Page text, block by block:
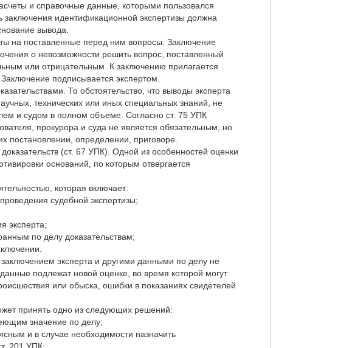
и справочные данные, которыми пользовался
заключения идентификационной экспертизы должна
вывода.
на поставленные перед ним вопросы. Заключение
о невозможности решить вопрос, поставленный
или отрицательным. К заключению прилагается
подписывается экспертом.
То обстоятельство, что выводы эксперта
технических или иных специальных знаний, не
и судом в полном объеме. Согласно ст. 75 УПК
прокурора и суда не является обязательным, но
постановлении, определении, приговоре.
(ст. 67 УПК). Одной из особенностей оценки
оснований, по которым отвергается
которая включает:
судебной экспертизы;
эксперта;
по делу доказательствам;
эксперта и другими данными по делу не
подлежат новой оценке, во время которой могут
или обыска, ошибки в показаниях свидетелей
принять одно из следующих решений:
значение по делу;
и в случае необходимости назначить